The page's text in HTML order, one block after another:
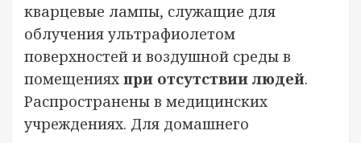
кварцевые лампы, служащие для
облучения ультрафиолетом
поверхностей и воздушной среды в
помещениях при отсутствии людей.
Распространены в медицинских
учреждениях. Для домашнего